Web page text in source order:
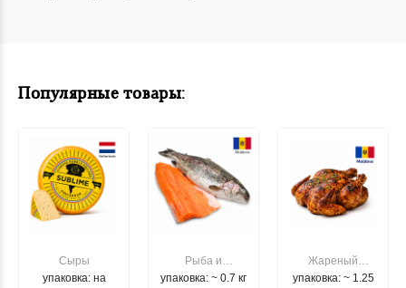
Популярные товары:
Сыры
упаковка: на
Рыба и
морепродукты
упаковка: ~ 0.7 кг
Жареный
цыпленок
упаковка: ~ 1.25